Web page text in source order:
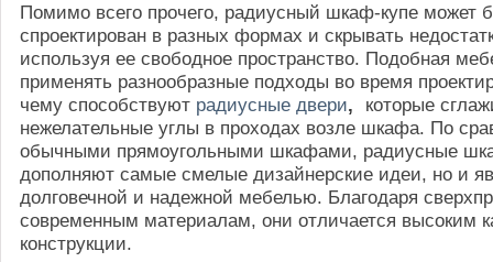
Помимо всего прочего, радиусный шкаф-купе может
спроектирован в разных формах и скрывать
используя ее свободное пространство. Подобная
применять разнообразные подходы во время
чему способствуют радиусные двери,
которые
нежелательные углы в проходах возле шкафа. По
обычными прямоугольными шкафами, радиусные
дополняют самые смелые дизайнерские идеи, но и
долговечной и надежной мебелью. Благодаря
современным материалам, они отличается высоким
конструкции.